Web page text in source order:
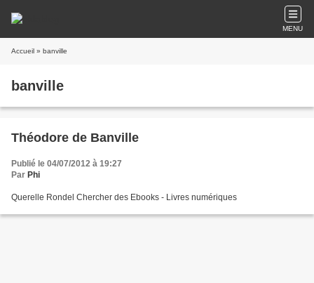
MENU
Accueil » banville
banville
Théodore de Banville
Publié le 04/07/2012 à 19:27
Par Phi
Querelle Rondel Chercher des Ebooks - Livres numériques